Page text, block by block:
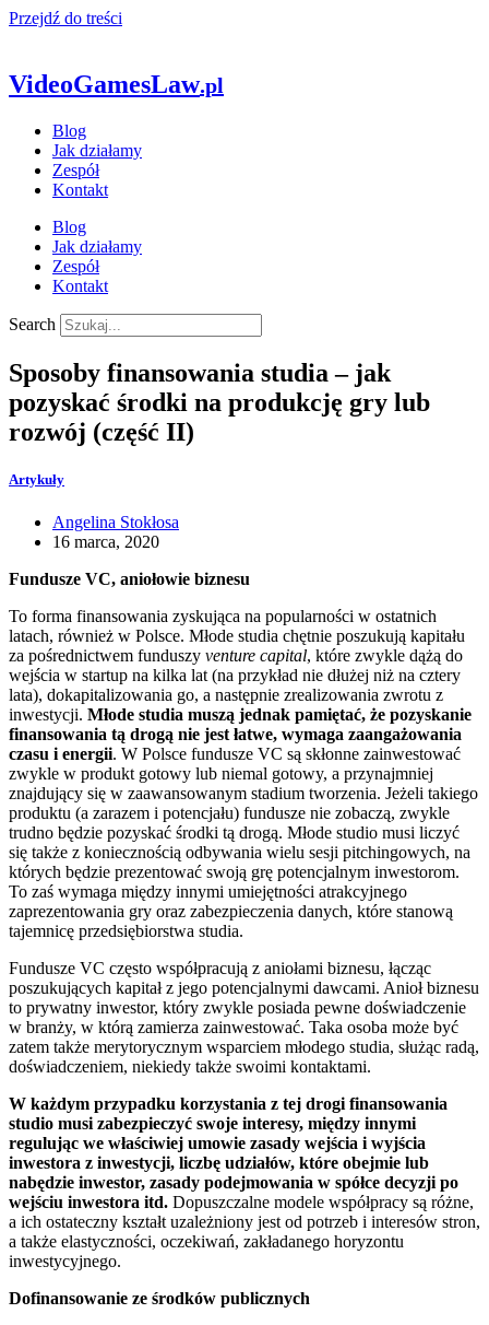
Przejdź do treści
VideoGamesLaw.pl
Blog
Jak działamy
Zespół
Kontakt
Blog
Jak działamy
Zespół
Kontakt
Search
Sposoby finansowania studia – jak
pozyskać środki na produkcję gry lub
rozwój (część II)
Artykuły
Angelina Stokłosa
16 marca, 2020
Fundusze VC, aniołowie biznesu
To forma finansowania zyskująca na popularności w ostatnich
latach, również w Polsce. Młode studia chętnie poszukują kapitału
za pośrednictwem funduszy venture capital, które zwykle dążą do
wejścia w startup na kilka lat (na przykład nie dłużej niż na cztery
lata), dokapitalizowania go, a następnie zrealizowania zwrotu z
inwestycji. Młode studia muszą jednak pamiętać, że pozyskanie
finansowania tą drogą nie jest łatwe, wymaga zaangażowania
czasu i energii. W Polsce fundusze VC są skłonne zainwestować
zwykle w produkt gotowy lub niemal gotowy, a przynajmniej
znajdujący się w zaawansowanym stadium tworzenia. Jeżeli takiego
produktu (a zarazem i potencjału) fundusze nie zobaczą, zwykle
trudno będzie pozyskać środki tą drogą. Młode studio musi liczyć
się także z koniecznością odbywania wielu sesji pitchingowych, na
których będzie prezentować swoją grę potencjalnym inwestorom.
To zaś wymaga między innymi umiejętności atrakcyjnego
zaprezentowania gry oraz zabezpieczenia danych, które stanową
tajemnicę przedsiębiorstwa studia.
Fundusze VC często współpracują z aniołami biznesu, łącząc
poszukujących kapitał z jego potencjalnymi dawcami. Anioł biznesu
to prywatny inwestor, który zwykle posiada pewne doświadczenie
w branży, w którą zamierza zainwestować. Taka osoba może być
zatem także merytorycznym wsparciem młodego studia, służąc radą,
doświadczeniem, niekiedy także swoimi kontaktami.
W każdym przypadku korzystania z tej drogi finansowania
studio musi zabezpieczyć swoje interesy, między innymi
regulując we właściwiej umowie zasady wejścia i wyjścia
inwestora z inwestycji, liczbę udziałów, które obejmie lub
nabędzie inwestor, zasady podejmowania w spółce decyzji po
wejściu inwestora itd. Dopuszczalne modele współpracy są różne,
a ich ostateczny kształt uzależniony jest od potrzeb i interesów stron,
a także elastyczności, oczekiwań, zakładanego horyzontu
inwestycyjnego.
Dofinansowanie ze środków publicznych